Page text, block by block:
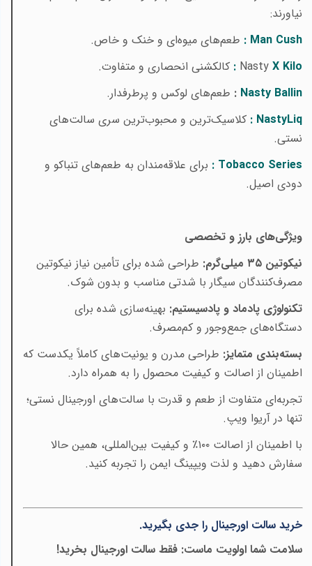
نیاورند:
Cush
Man
: طعم‌های میوه‌ای و خنک و خاص.
NastyX Kilo
: کالکشنی انحصاری و متفاوت.
Nasty Ballin
: طعم‌های لوکس و پرطرفدار.
NastyLiq
: کلاسیک‌ترین و محبوب‌ترین سری سالت‌های
نستی.
Tobacco Series
: برای علاقه‌مندان به طعم‌های تنباکو و
دودی اصیل.
ویژگی‌های بارز و تخصصی
نیکوتین ۳۵میلی‌گرم: طراحی شده برای تأمین نیاز نیکوتین
مصرف‌کنندگان سیگار با شدتی مناسب و بدون شوک.
تکنولوژی پادماد و پادسیستیم: بهینه‌سازی شده برای
دستگاه‌های جمع‌وجور و کم‌مصرف.
بسته‌بندی متمایز: طراحی مدرن و یونیت‌های کاملاً یکدست که
اطمینان از اصالت و کیفیت محصول را به همراه دارد.
تجربه‌ای متفاوت از طعم و قدرت با سالت‌های اورجینال نستی؛
تنها در آریوا ویپ.
با اطمینان از اصالت ۱۰۰٪ و کیفیت بین‌المللی، همین حالا
سفارش دهید و لذت ویپینگ ایمن را تجربه کنید.
خرید سالت اورجینال را جدی بگیرید.
سلامت شما اولویت ماست: فقط سالت اورجینال بخرید!